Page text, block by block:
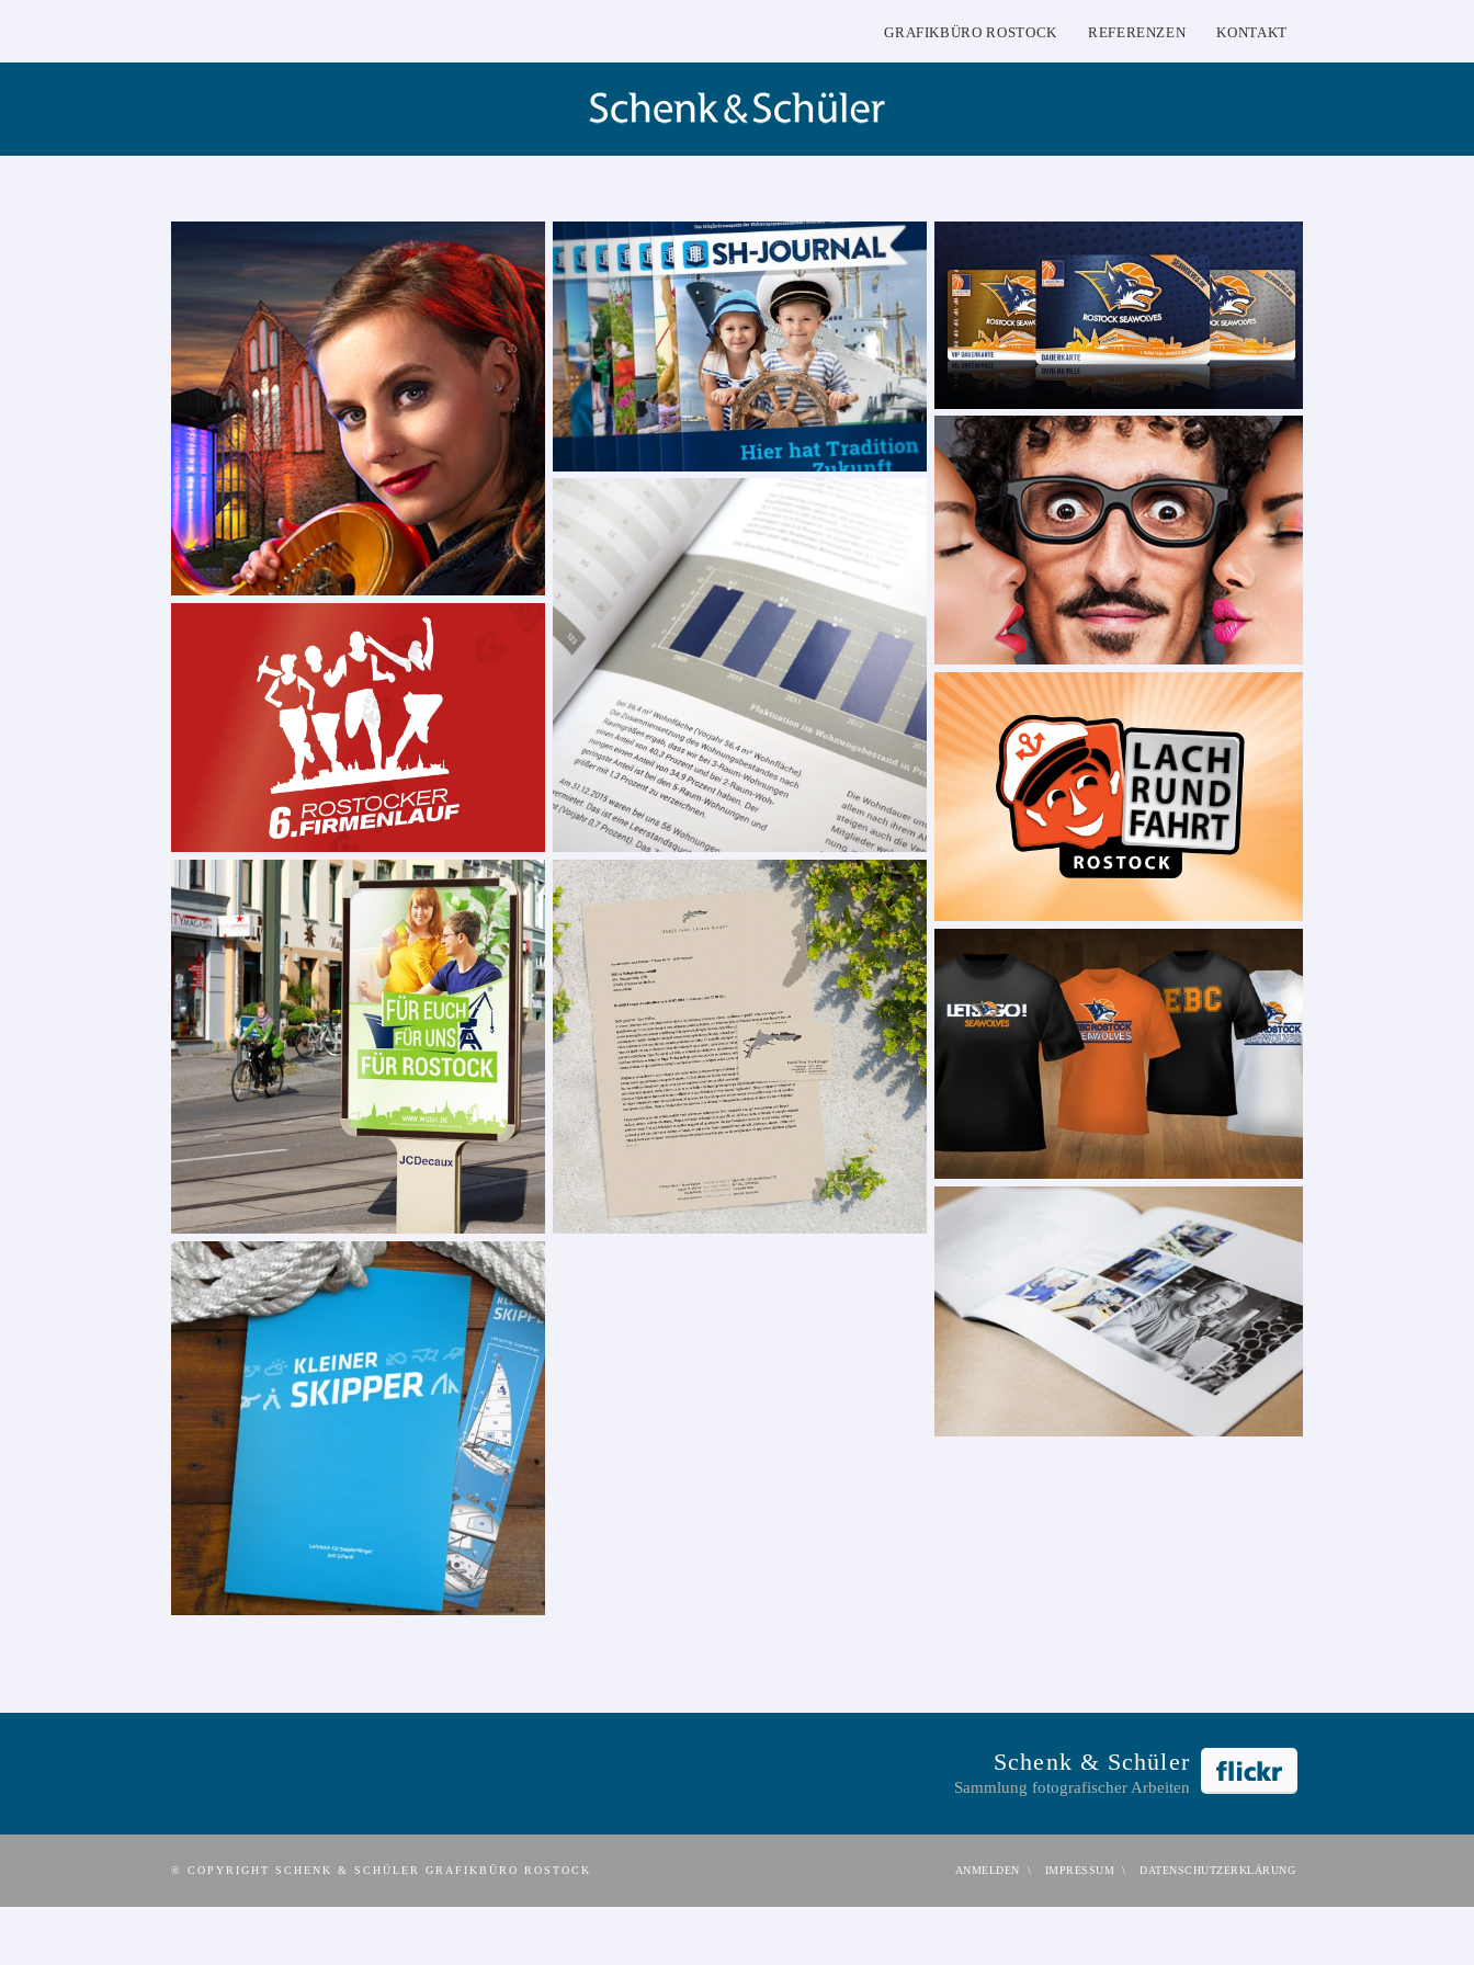
GRAFIKBÜRO ROSTOCK REFERENZEN KONTAKT
Schenk & Schüler
Sammlung fotografischer Arbeiten
© COPYRIGHT SCHENK & SCHÜLER GRAFIKBÜRO ROSTOCK ANMELDEN IMPRESSUM DATENSCHUTZERKLÄRUNG